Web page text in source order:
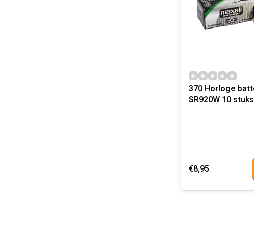
370 Horloge batterijen
SR920W 10 stuks
€8,95